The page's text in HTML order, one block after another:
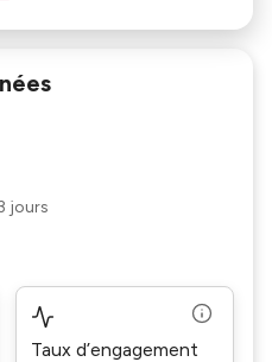
jours
Taux d’engagement